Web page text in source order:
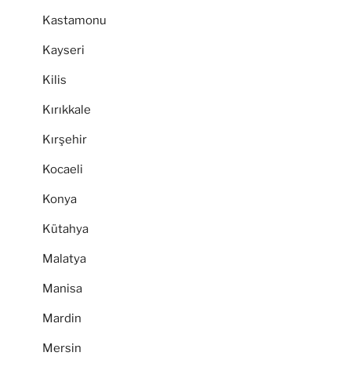
Kastamonu
Kayseri
Kilis
Kırıkkale
Kırşehir
Kocaeli
Konya
Kütahya
Malatya
Manisa
Mardin
Mersin